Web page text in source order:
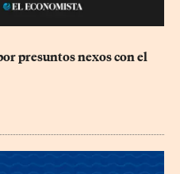
presuntos nexos con el